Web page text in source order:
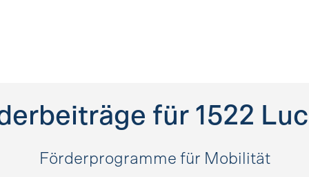
für 1522
Förderprogramme für Mobilität